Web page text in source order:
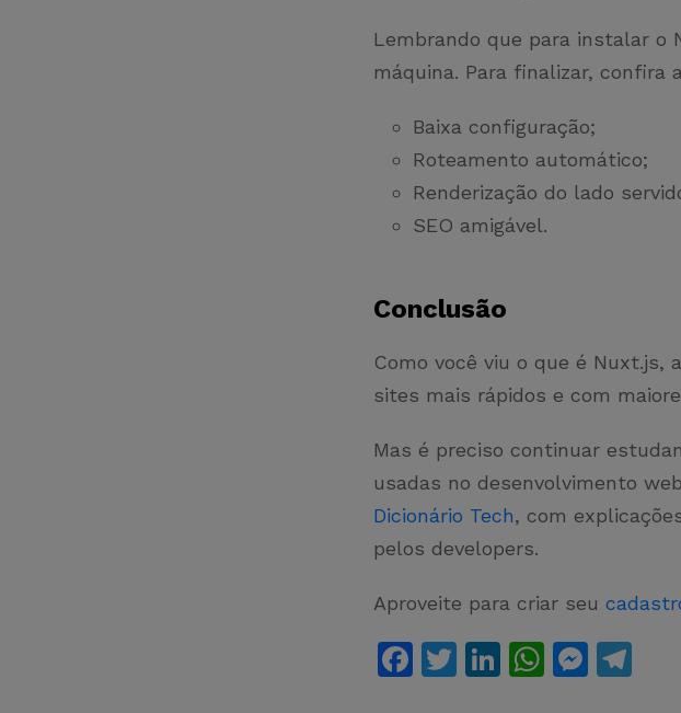
Lembrando que para instalar o
máquina. Para finalizar, confira
Baixa configuração;
Roteamento automático;
Renderização do lado
SEO amigável.
Conclusão
Como você viu o que é Nuxt.js,
sites mais rápidos e com
Mas é preciso continuar
usadas no desenvolvimento
Dicionário Tech, com
pelos developers.
Aproveite para criar seu
F
T
Li W M